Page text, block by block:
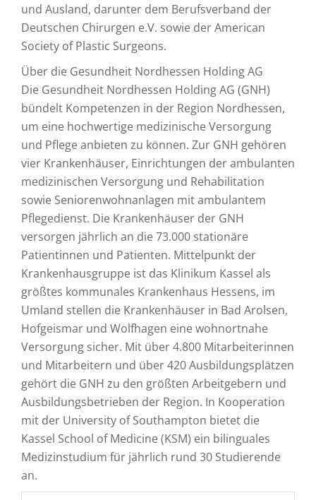
und Ausland, darunter dem Berufsverband der
Deutschen Chirurgen e.V. sowie der American
Society of Plastic Surgeons.
Über die Gesundheit Nordhessen Holding AG
Die Gesundheit Nordhessen Holding AG (GNH)
bündelt Kompetenzen in der Region Nordhessen,
um eine hochwertige medizinische Versorgung
und Pflege anbieten zu können. Zur GNH gehören
vier Krankenhäuser, Einrichtungen der ambulanten
medizinischen Versorgung und Rehabilitation
sowie Seniorenwohnanlagen mit ambulantem
Pflegedienst. Die Krankenhäuser der GNH
versorgen jährlich an die 73.000 stationäre
Patientinnen und Patienten. Mittelpunkt der
Krankenhausgruppe ist das Klinikum Kassel als
größtes kommunales Krankenhaus Hessens, im
Umland stellen die Krankenhäuser in Bad Arolsen,
Hofgeismar und Wolfhagen eine wohnortnahe
Versorgung sicher. Mit über 4.800 Mitarbeiterinnen
und Mitarbeitern und über 420 Ausbildungsplätzen
gehört die GNH zu den größten Arbeitgebern und
Ausbildungsbetrieben der Region. In Kooperation
mit der University of Southampton bietet die
Kassel School of Medicine (KSM) ein bilinguales
Medizinstudium für jährlich rund 30 Studierende
an.